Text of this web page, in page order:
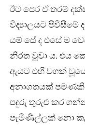
ඊට පෙර ඒ තරම්
විද්‍යාලයට පිවිසීමේ
යම් සේ ද එසේ ම
නිරත වූවා ය. එය
ඇයට එහි වගක්
අනාගතයක්
පඳුරු තුරුළු කර
පැමිණිල්ලක් නො